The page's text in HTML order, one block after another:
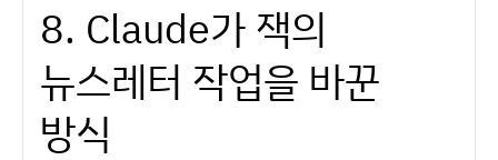
8. Claude가 잭의
뉴스레터 작업을 바꾼
방식